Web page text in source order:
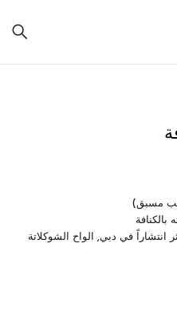
مسبق)
بالكنافة
انتشاراً في دبي, الواح الشوكلاتة